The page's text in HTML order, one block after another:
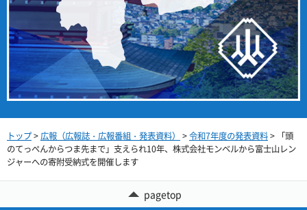
トップ>広報（広報誌・広報番組・発表資料） >令和7年度の発表資料> 「頭
のてっぺんからつま先まで」支えられ10年、株式会社モンベルから富士山レン
ジャーへの寄附受納式を開催します
pagetop